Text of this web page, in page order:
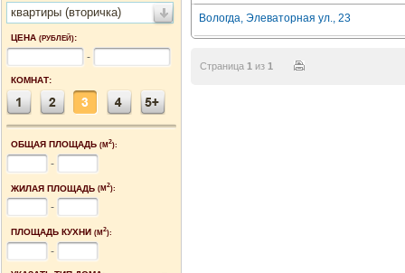
квартиры (вторичка)
ЦЕНА (РУБЛЕЙ):
-
КОМНАТ:
ОБЩАЯ ПЛОЩАДЬ (М2):
-
ЖИЛАЯ ПЛОЩАДЬ (М2):
-
ПЛОЩАДЬ КУХНИ (М2):
-
Вологда, Элеваторная ул., 23
Страница 1 из 1